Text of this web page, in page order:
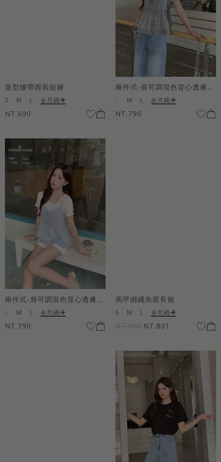
造型腰帶西裝短褲
S M L 全尺碼
NT.690
兩件式-肩可調混色背心透膚上衣套組
M L 全尺碼
NT.790
兩件式-肩可調混色背心透膚上衣套組
M L 全尺碼
NT.790
馬甲綁繩魚尾長裙
S M L 全尺碼
NT.890 NT.801